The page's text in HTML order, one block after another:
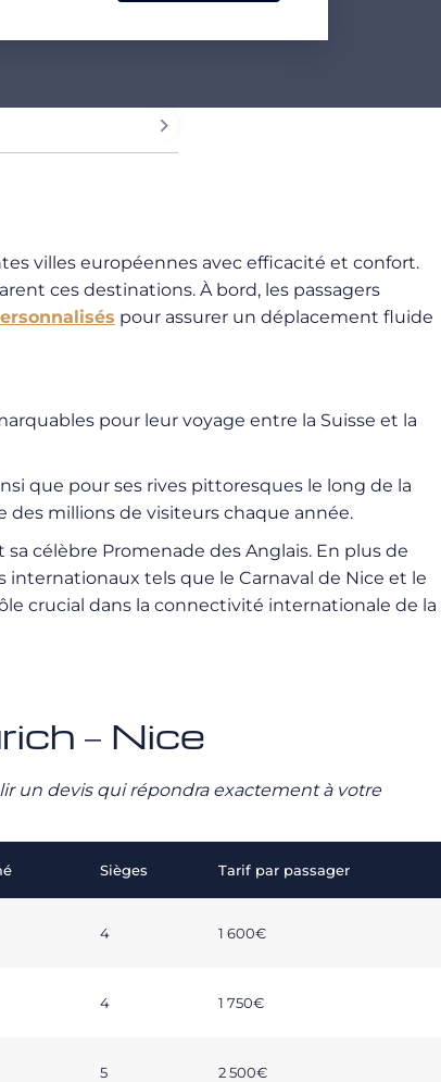
villes européennes avec efficacité et confort.
ces destinations. À bord, les passagers
pour assurer un déplacement fluide
pour leur voyage entre la Suisse et la
que pour ses rives pittoresques le long de la
des millions de visiteurs chaque année.
célèbre Promenade des Anglais. En plus de
tels que le Carnaval de Nice et le
crucial dans la connectivité internationale de la
– Nice
un devis qui répondra exactement à votre
Sièges Tarif par passager
4 1 600€
4 1 750€
5 2 500€